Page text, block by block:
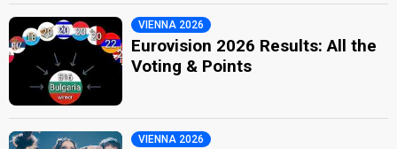
VIENNA 2026
Eurovision 2026 Results: All the
Voting & Points
VIENNA 2026